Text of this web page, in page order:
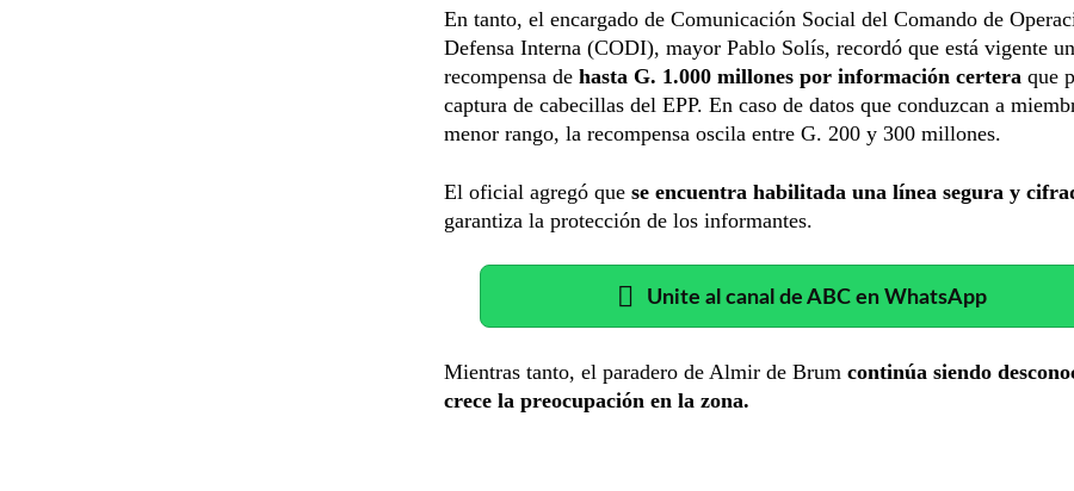
En tanto, el encargado de Comunicación Social del Comando de
Defensa Interna (CODI), mayor Pablo Solís, recordó que está vigente
recompensa de hasta G. 1.000 millones por información certera que
captura de cabecillas del EPP. En caso de datos que conduzcan a
menor rango, la recompensa oscila entre G. 200 y 300 millones.
El oficial agregó que se encuentra habilitada una línea segura y
garantiza la protección de los informantes.
Unite al canal de ABC en WhatsApp
Mientras tanto, el paradero de Almir de Brum continúa siendo
crece la preocupación en la zona.